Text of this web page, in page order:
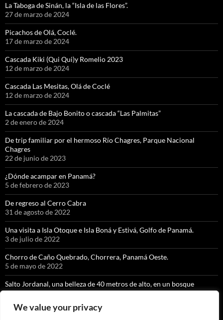
We value your privacy
La Taboga de Sinán, la “Isla de las Flores”.
27 de marzo de 2024
Picachos de Olá, Coclé.
17 de marzo de 2024
Cascada Kiki (Qui Qui)y Romelio 2023
12 de marzo de 2024
Cascada Las Mesitas, Olá de Coclé
12 de marzo de 2024
La cascada de Bajo Bonito o cascada “Las Palmitas”
2 de enero de 2024
De trip familiar por el hermoso Río Chagres, Parque Nacional
Chagres
22 de junio de 2023
¿Dónde acampar en Panamá?
5 de febrero de 2023
De regreso al Cerro Cabra
31 de agosto de 2022
Una visita a Isla Otoque e Isla Boná y Estivá, Golfo de Panamá.
3 de julio de 2022
Chorro de Caño Quebrado, Chorrera, Panamá Oeste.
5 de mayo de 2022
Salto Jordanal, una belleza de 40 metros de alto, en un bosque
nuboso exquisito.